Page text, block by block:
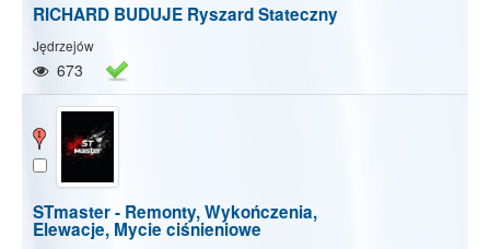
RICHARD BUDUJE Ryszard Stateczny
Jędrzejów
673
STmaster - Remonty, Wykończenia,
Elewacje, Mycie ciśnieniowe